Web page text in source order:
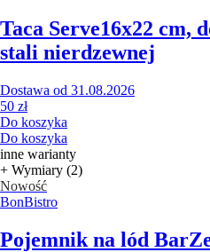
Taca Serve16x22 cm,
stali nierdzewnej
Dostawa od 31.08.2026
50 zł
Do koszyka
Do koszyka
inne warianty
+ Wymiary (2)
Nowość
BonBistro
Pojemnik na lód Bar